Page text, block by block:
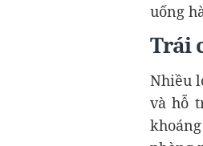
uống
Trái
Nhiều
và hỗ